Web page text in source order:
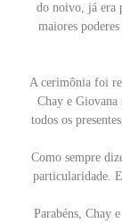
do noivo, já era
maiores
A cerimônia foi
Chay e Giovana
todos os
Como sempre
particularidade.
Parabéns, Chay